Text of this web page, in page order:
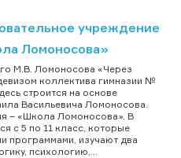
учреждение
Ломоносова»
М.В. Ломоносова «Через
коллектива гимназии №
строится на основе
Васильевича Ломоносова.
– «Школа Ломоносова». В
с 5 по 11 класс, которые
программами, изучают два
психологию,...